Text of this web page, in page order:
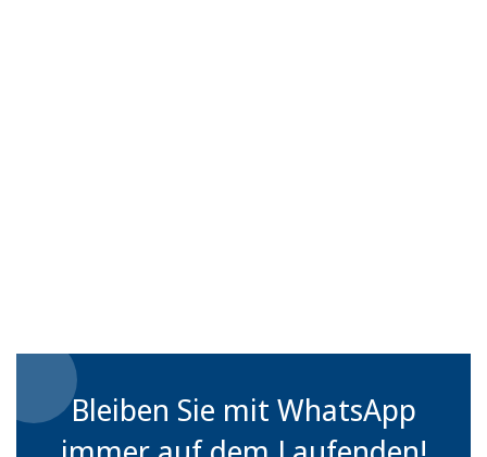
Bleiben Sie mit WhatsApp